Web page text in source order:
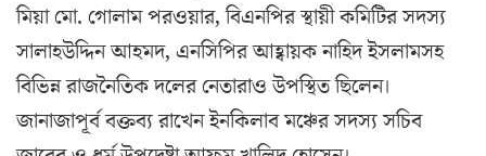
মিয়া মো. গোলাম পরওয়ার, বিএনপির স্থায়ী কমিটির সদস্য
সালাহউদ্দিন আহমদ, এনসিপির আহ্বায়ক নাহিদ ইসলামসহ
বিভিন্ন রাজনৈতিক দলের নেতারাও উপস্থিত ছিলেন।
জানাজাপূর্ব বক্তব্য রাখেন ইনকিলাব মঞ্চের সদস্য সচিব